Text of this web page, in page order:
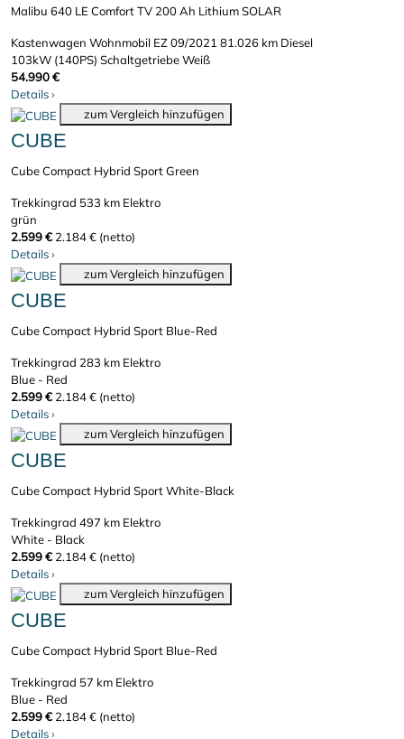
Malibu 640 LE Comfort TV 200 Ah Lithium SOLAR
Kastenwagen Wohnmobil EZ 09/2021 81.026 km Diesel
103kW (140PS) SchaltgetriebeWeiß
54.990 €
Details›
zum Vergleich hinzufügen
CUBE
Cube Compact Hybrid Sport Green
Trekkingrad 533 km Elektro
grün
2.599 € 2.184 € (netto)
Details›
zum Vergleich hinzufügen
CUBE
Cube Compact Hybrid Sport Blue-Red
Trekkingrad 283 km Elektro
Blue - Red
2.599 € 2.184 € (netto)
Details›
zum Vergleich hinzufügen
CUBE
Cube Compact Hybrid Sport White-Black
Trekkingrad 497 km Elektro
White - Black
2.599 € 2.184 € (netto)
Details›
zum Vergleich hinzufügen
CUBE
Cube Compact Hybrid Sport Blue-Red
Trekkingrad 57 km Elektro
Blue - Red
2.599 € 2.184 € (netto)
Details›